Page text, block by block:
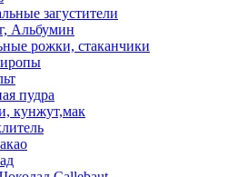
загустители
Альбумин
рожки, стаканчики
пудра
кунжут,мак